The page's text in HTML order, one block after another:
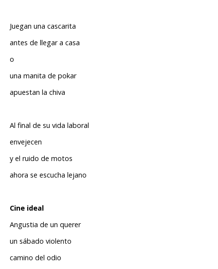
Juegan una cascarita
antes de llegar a casa
o
una manita de pokar
apuestan la chiva
Al final de su vida laboral
envejecen
y el ruido de motos
ahora se escucha lejano
Cine ideal
Angustia de un querer
un sábado violento
camino del odio